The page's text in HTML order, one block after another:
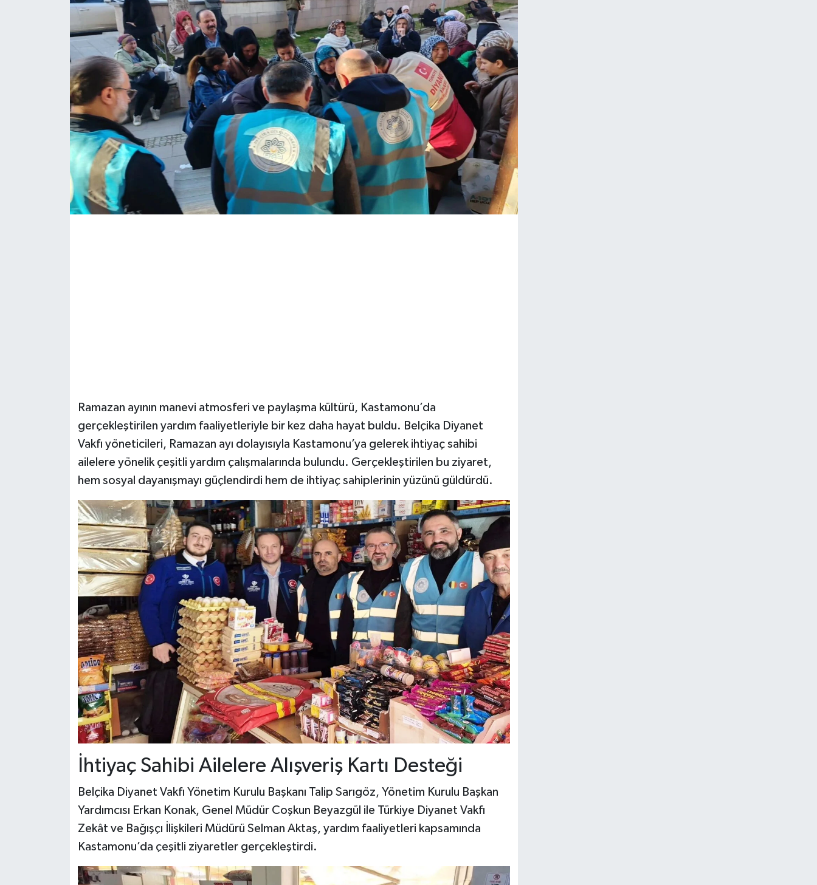
Ramazan ayının manevi atmosferi ve paylaşma kültürü, Kastamonu’da
gerçekleştirilen yardım faaliyetleriyle bir kez daha hayat buldu. Belçika Diyanet
Vakfı yöneticileri, Ramazan ayı dolayısıyla Kastamonu’ya gelerek ihtiyaç sahibi
ailelere yönelik çeşitli yardım çalışmalarında bulundu. Gerçekleştirilen bu ziyaret,
hem sosyal dayanışmayı güçlendirdi hem de ihtiyaç sahiplerinin yüzünü güldürdü.
İhtiyaç Sahibi Ailelere Alışveriş Kartı Desteği
Belçika Diyanet Vakfı Yönetim Kurulu Başkanı Talip Sarıgöz, Yönetim Kurulu Başkan
Yardımcısı Erkan Konak, Genel Müdür Coşkun Beyazgül ile Türkiye Diyanet Vakfı
Zekât ve Bağışçı İlişkileri Müdürü Selman Aktaş, yardım faaliyetleri kapsamında
Kastamonu’da çeşitli ziyaretler gerçekleştirdi.
Daday Haberleri
Devrekani Haberleri
Doğanyurt Haberleri
Hanönü Haberleri
İhsangazi Haberleri
İnebolu Haberleri
Küre Haberleri
Karadeniz Haberleri
Ulusal Haberler
Teknoloji Haberleri
Siyaset Haberleri
Dünya Haberleri
Yerel Haberler
Haber Arşivi